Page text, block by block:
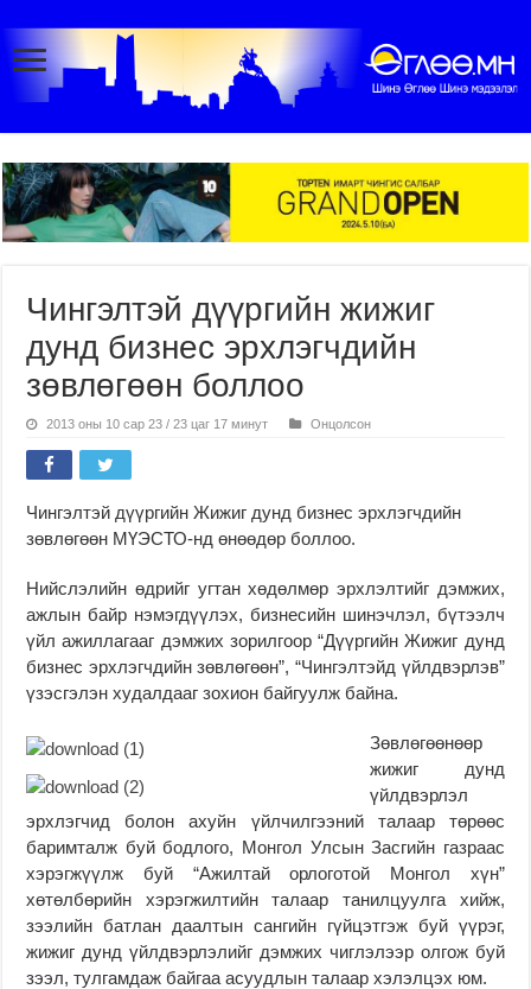
Чингэлтэй дүүргийн жижиг
дунд бизнес эрхлэгчдийн
зөвлөгөөн боллоо
2013 оны 10 сар 23 / 23 цаг 17 минут Онцолсон
Чингэлтэй дүүргийн Жижиг дунд бизнес эрхлэгчдийн
зөвлөгөөн МҮЭСТО-нд өнөөдөр боллоо.
Нийслэлийн өдрийг угтан хөдөлмөр эрхлэлтийг дэмжих,
ажлын байр нэмэгдүүлэх, бизнесийн шинэчлэл, бүтээлч
үйл ажиллагааг дэмжих зорилгоор “Дүүргийн Жижиг дунд
бизнес эрхлэгчдийн зөвлөгөөн”, “Чингэлтэйд үйлдвэрлэв”
үзэсгэлэн худалдааг зохион байгуулж байна.
Зөвлөгөөнөөр
жижиг дунд
үйлдвэрлэл
эрхлэгчид болон ахуйн үйлчилгээний талаар төрөөс
баримталж буй бодлого, Монгол Улсын Засгийн газраас
хэрэгжүүлж буй “Ажилтай орлоготой Монгол хүн”
хөтөлбөрийн хэрэгжилтийн талаар танилцуулга хийж,
зээлийн батлан даалтын сангийн гүйцэтгэж буй үүрэг,
жижиг дунд үйлдвэрлэлийг дэмжих чиглэлээр олгож буй
зээл, тулгамдаж байгаа асуудлын талаар хэлэлцэх юм.